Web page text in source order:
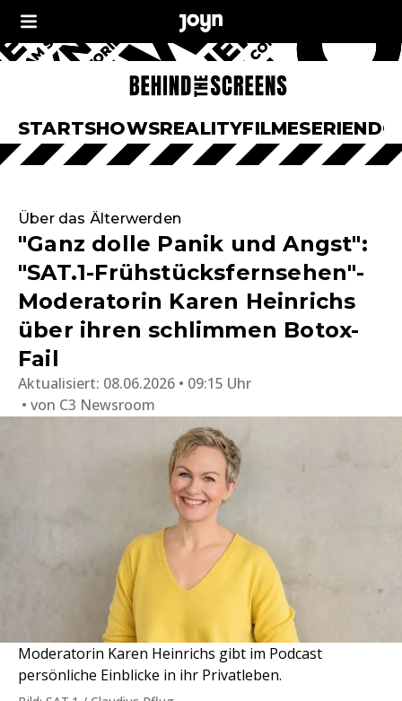
STARTSHOWSREALITYFILMESERIEN
Über das Älterwerden
"Ganz dolle Panik und Angst":
"SAT.1-Frühstücksfernsehen"-
Moderatorin Karen Heinrichs
über ihren schlimmen Botox-
Fail
Aktualisiert: 08.06.2026 • 09:15 Uhr
von C3 Newsroom
Moderatorin Karen Heinrichs gibt im Podcast
persönliche Einblicke in ihr Privatleben.